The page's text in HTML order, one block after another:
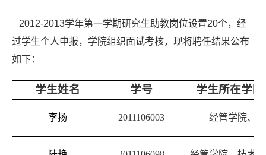
2012-2013学年第一学期研究生助教岗位设置20个，经
过学生个人申报，学院组织面试考核，现将聘任结果公布
如下：
学生姓名 学号 学生所在学
李扬 2011106003 经管学院、